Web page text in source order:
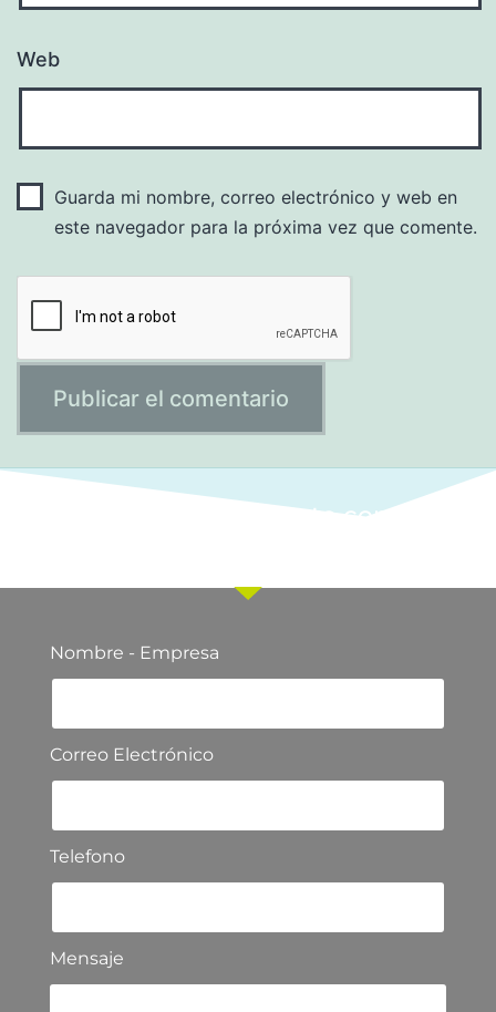
Web
Guarda mi nombre, correo electrónico y web en
este navegador para la próxima vez que comente.
Ponte en contacto con
Nombre - Empresa
Correo Electrónico
Telefono
Mensaje